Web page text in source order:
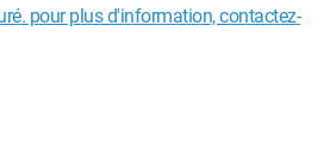
pour plus d'information, contactez-